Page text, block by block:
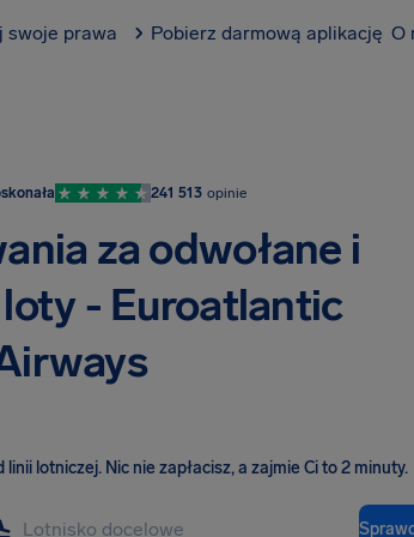
swoje prawa Pobierz darmową aplikację O
241 513 opinie
za odwołane i
- Euroatlantic
linii lotniczej. Nic nie zapłacisz, a zajmie Ci to 2 minuty.